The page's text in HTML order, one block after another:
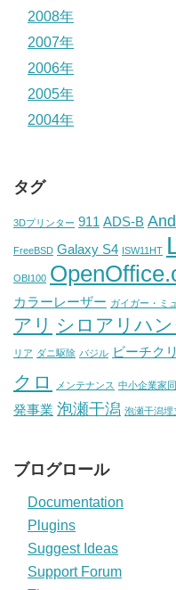
2008年
2007年
2006年
2005年
2004年
タグ
3Dプリンター 911 ADS-B
FreeBSD Galaxy S4 ISW11HT
OBI100
カラーレーザー ガイガー・ミ
アリ シロアリハ
リア ダニ駆除 バジル ビーチク
クロ
メンテナンス 中小企業家
発事業 泡瀬干潟 泡瀬干潟埋
ブログロール
Documentation
Plugins
Suggest Ideas
Support Forum